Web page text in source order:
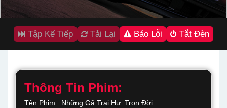
Tập Kế Tiếp Tải Lại Báo Lỗi Tắt Đèn
Thông Tin Phim:
Tên Phim : Những Gã Trai Hư: Trọn Đời